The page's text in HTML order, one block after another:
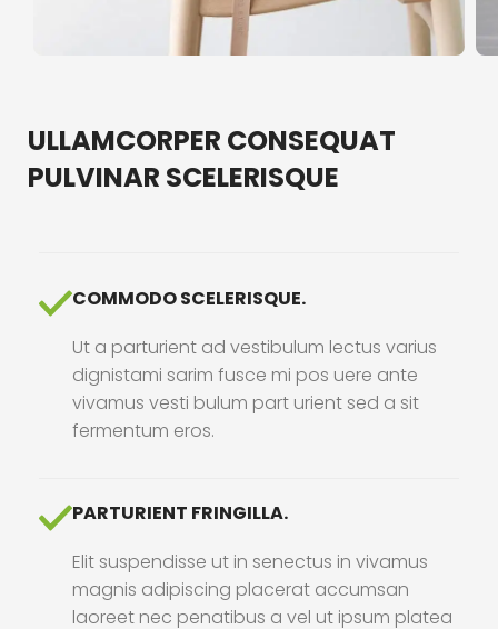
ULLAMCORPER CONSEQUAT
PULVINAR SCELERISQUE
COMMODO SCELERISQUE.
Ut a parturient ad vestibulum lectus varius
dignistami sarim fusce mi pos uere ante
vivamus vesti bulum part urient sed a sit
fermentum eros.
PARTURIENT FRINGILLA.
Elit suspendisse ut in senectus in vivamus
magnis adipiscing placerat accumsan
laoreet nec penatibus a vel ut ipsum platea